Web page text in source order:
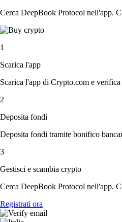
Cerca DeepBook Protocol nell'app.
1
Scarica l'app
Scarica l'app di Crypto.com e
2
Deposita fondi
Deposita fondi tramite bonifico
3
Gestisci e scambia crypto
Cerca DeepBook Protocol nell'app.
Registrati ora